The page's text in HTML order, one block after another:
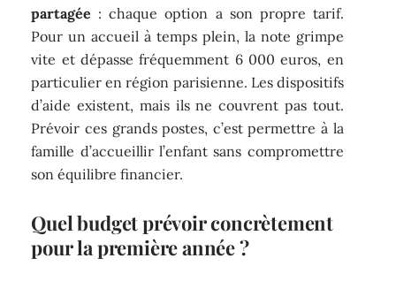
partagée : chaque option a son propre tarif.
Pour un accueil à temps plein, la note grimpe
vite et dépasse fréquemment 6 000 euros, en
particulier en région parisienne. Les dispositifs
d’aide existent, mais ils ne couvrent pas tout.
Prévoir ces grands postes, c’est permettre à la
famille d’accueillir l’enfant sans compromettre
son équilibre financier.
Quel budget prévoir concrètement
pour la première année ?